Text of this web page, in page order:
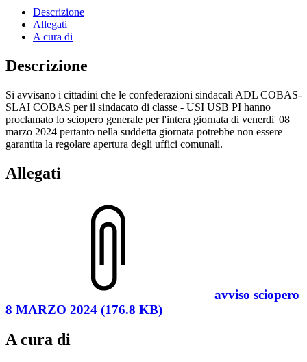
Descrizione
Allegati
A cura di
Descrizione
Si avvisano i cittadini che le confederazioni sindacali ADL COBAS-
SLAI COBAS per il sindacato di classe - USI USB PI hanno
proclamato lo sciopero generale per l'intera giornata di venerdi' 08
marzo 2024 pertanto nella suddetta giornata potrebbe non essere
garantita la regolare apertura degli uffici comunali.
Allegati
avviso sciopero
8 MARZO 2024 (176.8 KB)
A cura di